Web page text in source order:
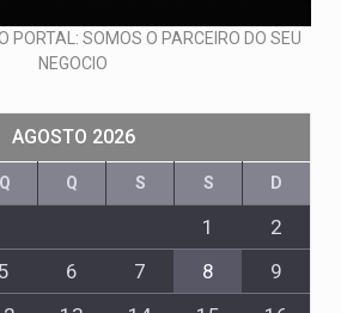
PORTAL: SOMOS O PARCEIRO DO SEU
NEGOCIO
AGOSTO 2026
Q Q S S D
1
2
5 6 7 8
9